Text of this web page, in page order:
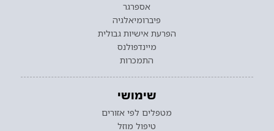
אספרגר
פיברומיאלגיה
הפרעת אישיות גבולית
מיינדפולנס
התמכרות
שימושי
מטפלים לפי אזורים
טיפול מוזל